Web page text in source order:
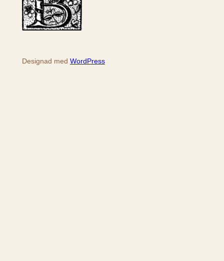
Designad med WordPress